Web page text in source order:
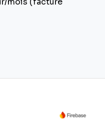
mois (facturé